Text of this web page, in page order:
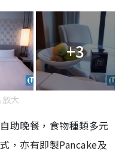
+3
大
助晚餐，食物種類多元
，亦有即製Pancake及